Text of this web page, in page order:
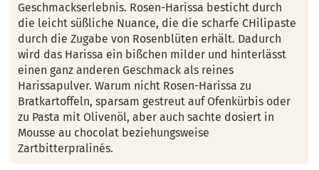
Geschmackserlebnis. Rosen-Harissa besticht durch
die leicht süßliche Nuance, die die scharfe CHilipaste
durch die Zugabe von Rosenblüten erhält. Dadurch
wird das Harissa ein bißchen milder und hinterlässt
einen ganz anderen Geschmack als reines
Harissapulver. Warum nicht Rosen-Harissa zu
Bratkartoffeln, sparsam gestreut auf Ofenkürbis oder
zu Pasta mit Olivenöl, aber auch sachte dosiert in
Mousse au chocolat beziehungsweise
Zartbitterpralinés.